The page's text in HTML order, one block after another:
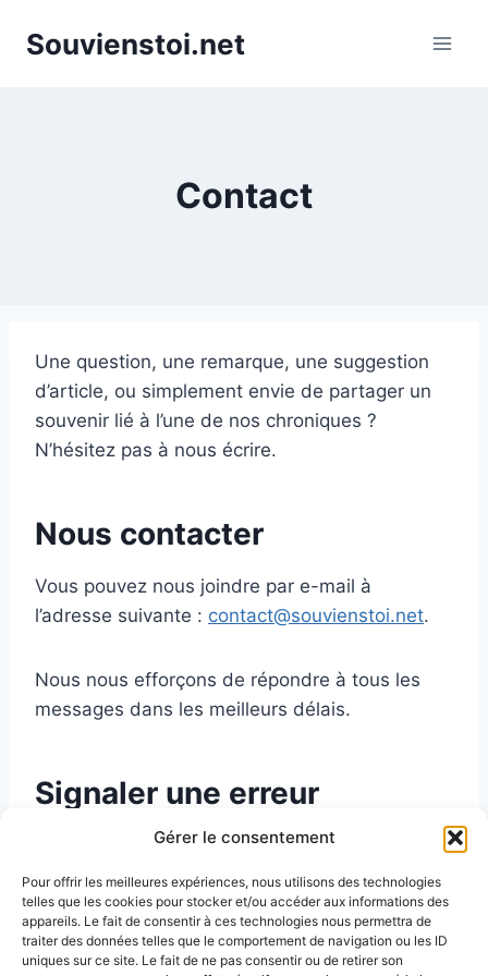
Gérer le consentement
Pour offrir les meilleures expériences, nous utilisons des technologies
telles que les cookies pour stocker et/ou accéder aux informations des
appareils. Le fait de consentir à ces technologies nous permettra de
traiter des données telles que le comportement de navigation ou les ID
uniques sur ce site. Le fait de ne pas consentir ou de retirer son
Souvienstoi.net
Contact
Une question, une remarque, une suggestion
d’article, ou simplement envie de partager un
souvenir lié à l’une de nos chroniques ?
N’hésitez pas à nous écrire.
Nous contacter
Vous pouvez nous joindre par e-mail à
l’adresse suivante : contact@souvienstoi.net.
Nous nous efforçons de répondre à tous les
messages dans les meilleurs délais.
Signaler une erreur
Malgré tout le soin apporté à la vérification des
informations publiées sur ce site, une erreur ou
une imprécision peut toujours s’être glissée
dans un article. Si c’est le cas, merci de nous le
signaler par e-mail en précisant l’article